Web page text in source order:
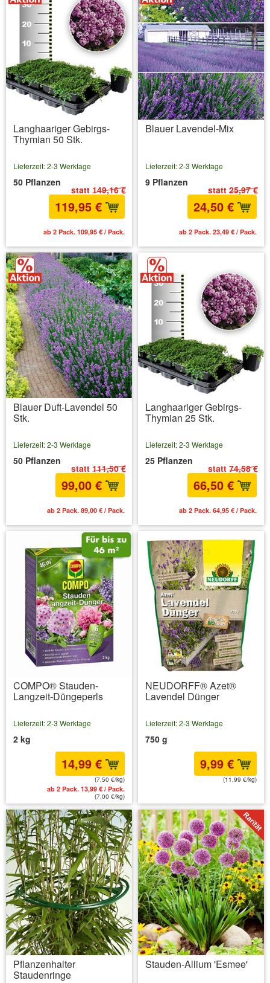
Langhaariger Gebirgs-
Thymian 50 Stk.
statt 149,16 €
Lieferzeit: 2-3 Werktage
50 Pflanzen
119,95 €
ab 2 Pack. 109,95 € / Pack.
Blauer Lavendel-Mix
statt 25,97 €
Lieferzeit: 2-3 Werktage
9 Pflanzen
24,50 €
ab 2 Pack. 23,49 € / Pack.
Blauer Duft-Lavendel 50
Stk.
statt 111,50 €
Lieferzeit: 2-3 Werktage
50 Pflanzen
99,00 €
ab 2 Pack. 89,00 € / Pack.
Langhaariger Gebirgs-
Thymian 25 Stk.
statt 74,58 €
Lieferzeit: 2-3 Werktage
25 Pflanzen
66,50 €
ab 2 Pack. 64,95 € / Pack.
COMPO® Stauden-
Langzeit-Düngeperls
Lieferzeit: 2-3 Werktage
2 kg
14,99 €
(7,50 €/kg)
ab 2 Pack. 13,99 € / Pack.
(7,00 €/kg)
NEUDORFF® Azet®
Lavendel Dünger
Lieferzeit: 2-3 Werktage
750 g
9,99 €
(11,99 €/kg)
Pflanzenhalter
Staudenringe
Stauden-Allium 'Esmee'